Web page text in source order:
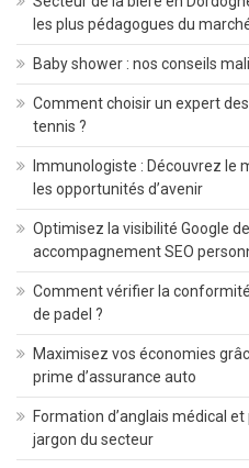
les plus pédagogues du
Baby shower : nos conseils
Comment choisir un expert
tennis ?
Immunologiste : Découvrez le
les opportunités d’avenir
Optimisez la visibilité Google
accompagnement SEO
Comment vérifier la
de padel ?
Maximisez vos économies
prime d’assurance auto
Formation d’anglais médical
jargon du secteur